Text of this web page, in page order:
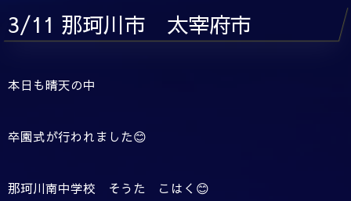
3/11 那珂川市 太宰府市
本日も晴天の中
卒園式が行われました😊
那珂川南中学校 そうた こはく😊